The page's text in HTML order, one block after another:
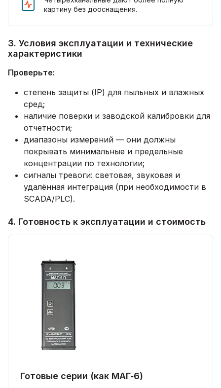
картину без дооснащения.
3. Условия эксплуатации и технические
характеристики
Проверьте:
степень защиты (IP) для пыльных и влажных
сред;
наличие поверки и заводской калибровки для
отчетности;
диапазоны измерений — они должны
покрывать минимальные и предельные
концентрации по технологии;
сигналы тревоги: световая, звуковая и
удалённая интеграция (при необходимости в
SCADA/PLC).
4. Готовность к эксплуатации и стоимость
Готовые серии (как МАГ‑6)